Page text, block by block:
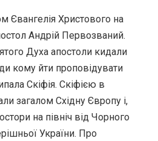
Євангелія Христового на
Андрій Первозваний.
Духа апостоли кидали
кому йти проповідувати
Скіфія. Скіфією в
загалом Східну Європу і,
на північ від Чорного
України. Про